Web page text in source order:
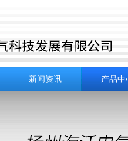
新闻资讯 产品中